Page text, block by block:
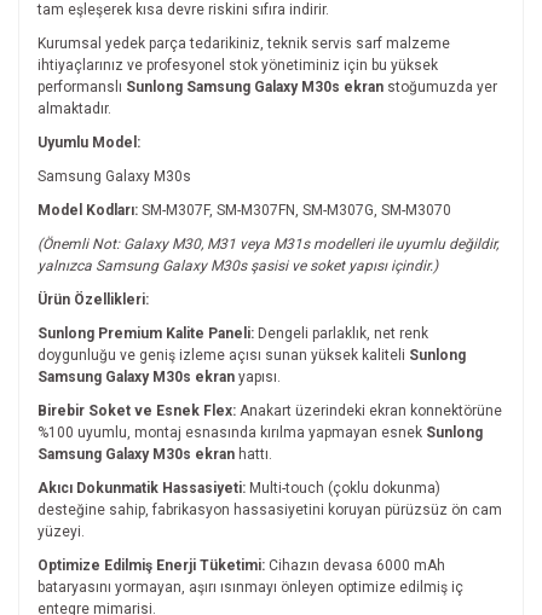
tam eşleşerek kısa devre riskini sıfıra indirir.
Kurumsal yedek parça tedarikiniz, teknik servis sarf malzeme
ihtiyaçlarınız ve profesyonel stok yönetiminiz için bu yüksek
performanslı Sunlong Samsung Galaxy M30s ekran stoğumuzda yer
almaktadır.
Uyumlu Model:
Samsung Galaxy M30s
Model Kodları: SM-M307F, SM-M307FN, SM-M307G, SM-M3070
(Önemli Not: Galaxy M30, M31 veya M31s modelleri ile uyumlu değildir,
yalnızca Samsung Galaxy M30s şasisi ve soket yapısı içindir.)
Ürün Özellikleri:
Sunlong Premium Kalite Paneli: Dengeli parlaklık, net renk
doygunluğu ve geniş izleme açısı sunan yüksek kaliteli Sunlong
Samsung Galaxy M30s ekran yapısı.
Birebir Soket ve Esnek Flex: Anakart üzerindeki ekran konnektörüne
%100 uyumlu, montaj esnasında kırılma yapmayan esnek Sunlong
Samsung Galaxy M30s ekran hattı.
Akıcı Dokunmatik Hassasiyeti: Multi-touch (çoklu dokunma)
desteğine sahip, fabrikasyon hassasiyetini koruyan pürüzsüz ön cam
yüzeyi.
Optimize Edilmiş Enerji Tüketimi: Cihazın devasa 6000 mAh
bataryasını yormayan, aşırı ısınmayı önleyen optimize edilmiş iç
entegre mimarisi.